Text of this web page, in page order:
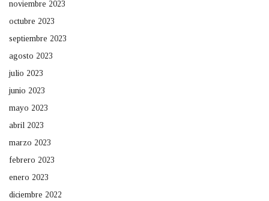
noviembre 2023
octubre 2023
septiembre 2023
agosto 2023
julio 2023
junio 2023
mayo 2023
abril 2023
marzo 2023
febrero 2023
enero 2023
diciembre 2022